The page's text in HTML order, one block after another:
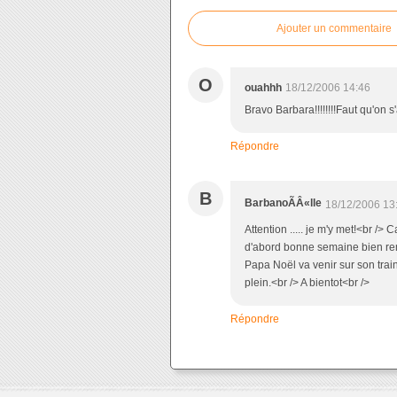
Ajouter un commentaire
O ouahhh 18/12/2006 14:46
Bravo Barbara!!!!!!!!Faut qu'on
Répondre
B BarbanoÃÂ«lle 18/12/2006
Attention ..... je m'y met!<br />
d'abord bonne semaine bien
Papa Noël va venir sur son
plein.<br /> A bientot<br />
Répondre